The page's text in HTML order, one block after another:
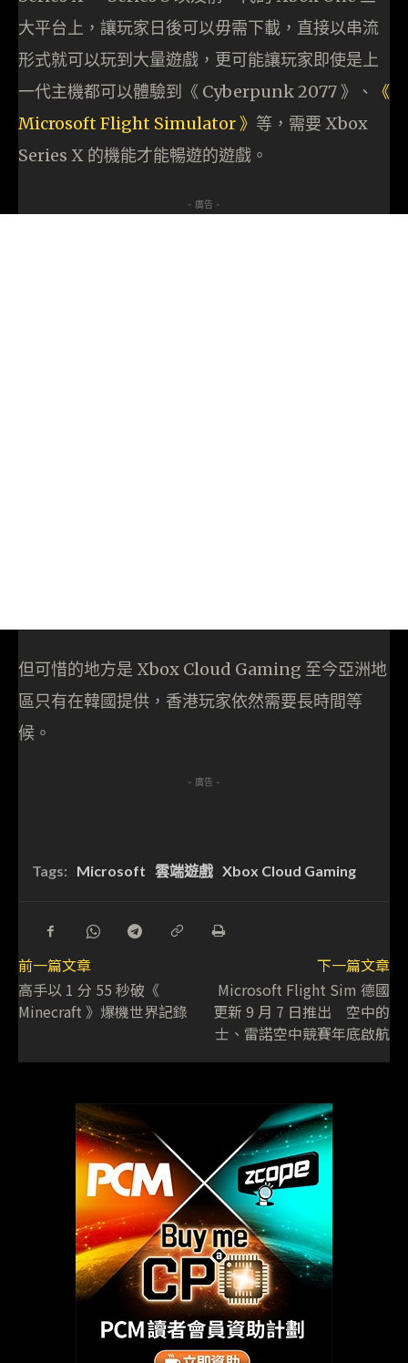
大平台上，讓玩家日後可以毋需下載，直接以串流
形式就可以玩到大量遊戲，更可能讓玩家即使是上
一代主機都可以體驗到《 Cyberpunk 2077 》、
《
Microsoft Flight Simulator 》 等，需要 Xbox
Series X 的機能才能暢遊的遊戲。
- 廣告 -
但可惜的地方是 Xbox Cloud Gaming 至今亞洲地
區只有在韓國提供，香港玩家依然需要長時間等
候。
- 廣告 -
Tags: Microsoft 雲端遊戲 Xbox Cloud Gaming
前一篇文章
高手以 1 分 55 秒破《
Minecraft 》爆機世界記錄
下一篇文章
Microsoft Flight Sim 德國
更新 9 月 7 日推出 空中的
士、雷諾空中競賽年底啟航